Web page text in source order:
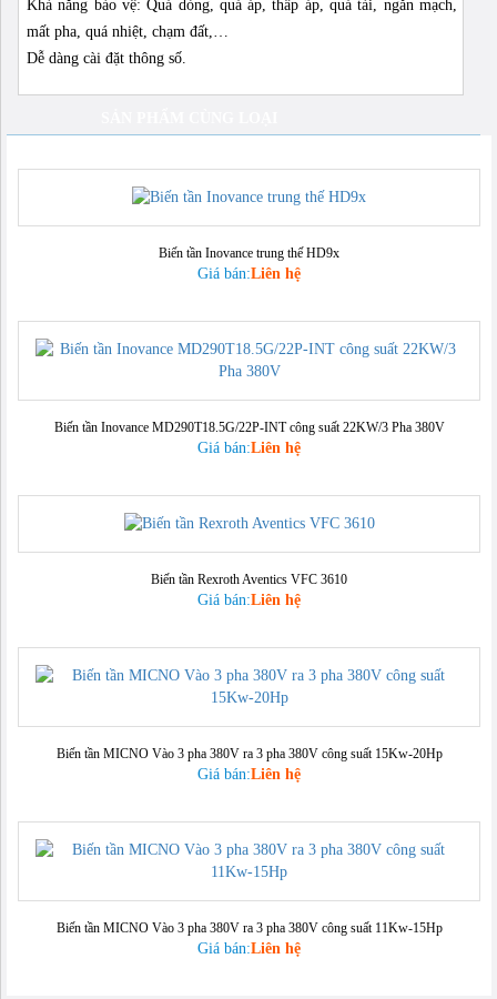
Khả năng bảo vệ: Quá dòng, quá áp, thấp áp, quá tải, ngắn mạch,
mất pha, quá nhiệt, chạm đất,…
Dễ dàng cài đặt thông số.
Biến tần Inovance trung thế HD9x
Giá bán:Liên hệ
Biến tần Inovance MD290T18.5G/22P-INT công suất 22KW/3 Pha 380V
Giá bán:Liên hệ
Biến tần Rexroth Aventics VFC 3610
Giá bán:Liên hệ
Biến tần MICNO Vào 3 pha 380V ra 3 pha 380V công suất 15Kw-20Hp
Giá bán:Liên hệ
Biến tần MICNO Vào 3 pha 380V ra 3 pha 380V công suất 11Kw-15Hp
Giá bán:Liên hệ